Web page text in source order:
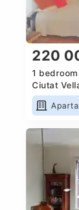
220
1
Ciutat